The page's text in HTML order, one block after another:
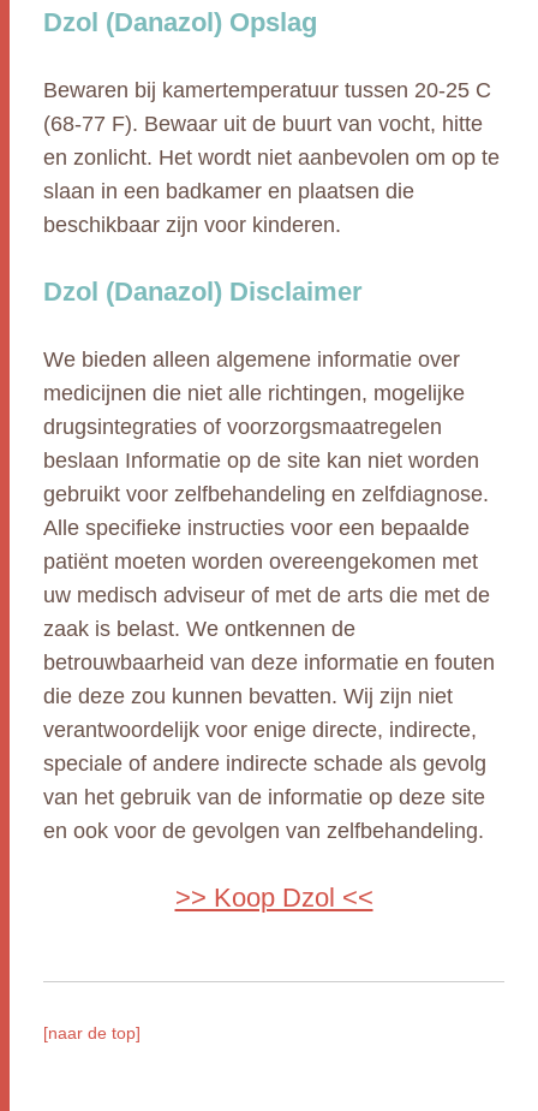
Dzol (Danazol) Opslag
Bewaren bij kamertemperatuur tussen 20-25 C
(68-77 F). Bewaar uit de buurt van vocht, hitte
en zonlicht. Het wordt niet aanbevolen om op te
slaan in een badkamer en plaatsen die
beschikbaar zijn voor kinderen.
Dzol (Danazol) Disclaimer
We bieden alleen algemene informatie over
medicijnen die niet alle richtingen, mogelijke
drugsintegraties of voorzorgsmaatregelen
beslaan Informatie op de site kan niet worden
gebruikt voor zelfbehandeling en zelfdiagnose.
Alle specifieke instructies voor een bepaalde
patiënt moeten worden overeengekomen met
uw medisch adviseur of met de arts die met de
zaak is belast. We ontkennen de
betrouwbaarheid van deze informatie en fouten
die deze zou kunnen bevatten. Wij zijn niet
verantwoordelijk voor enige directe, indirecte,
speciale of andere indirecte schade als gevolg
van het gebruik van de informatie op deze site
en ook voor de gevolgen van zelfbehandeling.
>> Koop Dzol <<
[naar de top]